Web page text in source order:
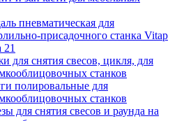
пневматическая для
присадочного станка Vitap
21
для снятия свесов, цикля, для
станков
полировальные для
станков
для снятия свесов и раунда на